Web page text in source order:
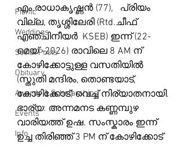
Picnic
Weddings
Social Posts
Obituary
Awards & Scholarships
Events
Info
എം.രാധാകൃഷ്ണൻ (77),   പ്രിയം
വില്ല, തൃശ്ശിലേരി (Rtd.ചീഫ്
എഞ്ചിനീയർ  KSEB) ഇന്ന് (22-
മെയ് -2026) രാവിലെ 8 AM ന്
കോഴിക്കോട്ടുള്ള വസതിയിൽ
(സ്തുതി മന്ദിരം, തൊണ്ടയാട്,
കോഴിക്കോട്) വെച്ച് നിര്യാതനായി.
ഭാര്യ: അന്നമനട കണ്ണമ്പുഴ
വാരിയത്ത് ഉഷ. സംസ്കാരം ഇന്ന്
ഉച്ച തിരിഞ്ഞ് 3 PM ന് കോഴിക്കോട്